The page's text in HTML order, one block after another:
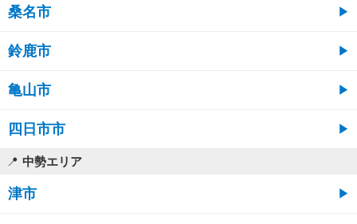
桑名市
鈴鹿市
亀山市
四日市市
中勢エリア
津市